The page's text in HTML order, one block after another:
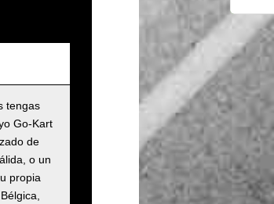
tengas
Go-Kart
de
o un
propia